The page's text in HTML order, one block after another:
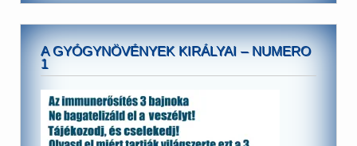
A GYÓGYNÖVÉNYEK KIRÁLYAI – NUMERO
1